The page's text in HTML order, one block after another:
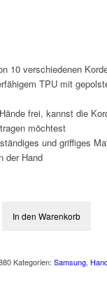
10 verschiedenen
TPU mit
frei, kannst die
möchtest
und griffiges
der Hand
In den Warenkorb
Kategorien:Samsung,